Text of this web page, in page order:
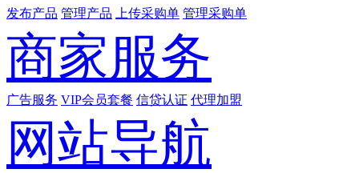
发布产品 管理产品 上传采购单 管理采购单
商家服务
广告服务 VIP会员套餐 信贷认证 代理加盟
网站导航